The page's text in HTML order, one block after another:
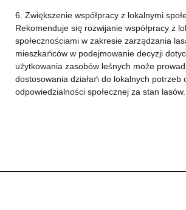
6. Zwiększenie współpracy z lokalnymi
Rekomenduje się rozwijanie współpracy z
społecznościami w zakresie zarządzania
mieszkańców w podejmowanie decyzji
użytkowania zasobów leśnych może
dostosowania działań do lokalnych potrzeb
odpowiedzialności społecznej za stan lasów.